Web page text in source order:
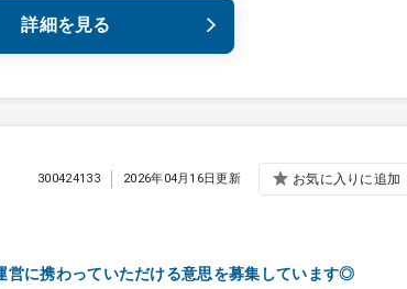
詳細を見る
営に携わっていただける意思を募集しています◎
300424133 2026年04月16日更新 お気に入りに追加